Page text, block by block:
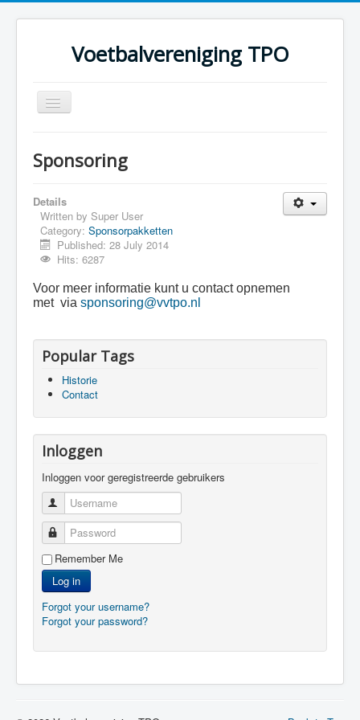
Voetbalvereniging TPO
Toggle
Navigation
Over TPO
Teams
Foto's
Sponsoring
Sponsoring
Details
Written by Super User
Category: Sponsorpakketten
Published: 28 July 2014
Hits: 6287
Voor meer informatie kunt u contact opnemen
met via sponsoring@vvtpo.nl
Popular Tags
Historie
Contact
Inloggen
Inloggen voor geregistreerde gebruikers
Username
Password
Remember Me
Log in
Forgot your username?
Forgot your password?